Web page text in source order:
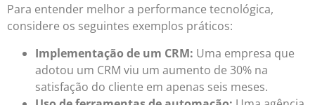
Para entender melhor a performance tecnológica,
considere os seguintes exemplos práticos:
Implementação de um CRM: Uma empresa que
adotou um CRM viu um aumento de 30% na
satisfação do cliente em apenas seis meses.